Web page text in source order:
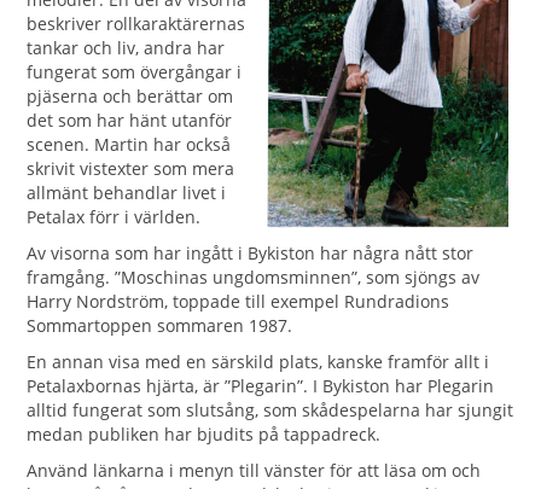
beskriver rollkaraktärernas
tankar och liv, andra har
fungerat som övergångar i
pjäserna och berättar om
det som har hänt utanför
scenen. Martin har också
skrivit vistexter som mera
allmänt behandlar livet i
Petalax förr i världen.
Av visorna som har ingått i Bykiston har några nått stor
framgång. ”Moschinas ungdomsminnen”, som sjöngs av
Harry Nordström, toppade till exempel Rundradions
Sommartoppen sommaren 1987.
En annan visa med en särskild plats, kanske framför allt i
Petalaxbornas hjärta, är ”Plegarin”. I Bykiston har Plegarin
alltid fungerat som slutsång, som skådespelarna har sjungit
medan publiken har bjudits på tappadreck.
Använd länkarna i menyn till vänster för att läsa om och